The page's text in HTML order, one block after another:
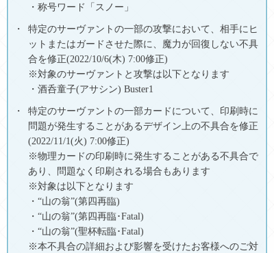
・称号ワード「スノー」
特定のサーヴァントの一部の攻撃において、相手にヒ
ットまたはガードさせた際に、魔力が回復しない不具
合を修正(2022/10/6(木) 7:00修正)
※対象のサーヴァントと攻撃は以下となります
・酒呑童子(アサシン) Buster1
特定のサーヴァントの一部カードについて、印刷時に
問題が発生することがあるデザイン上の不具合を修正
(2022/11/1(火) 7:00修正)
※物理カードの印刷時に発生することがある不具合で
あり、問題なく印刷される場合もあります
※対象は以下となります
・“山の翁”(第四再臨)
・“山の翁”(第四再臨･Fatal)
・“山の翁”(聖杯転臨･Fatal)
※本不具合の詳細および影響を受けたお客様へのご対